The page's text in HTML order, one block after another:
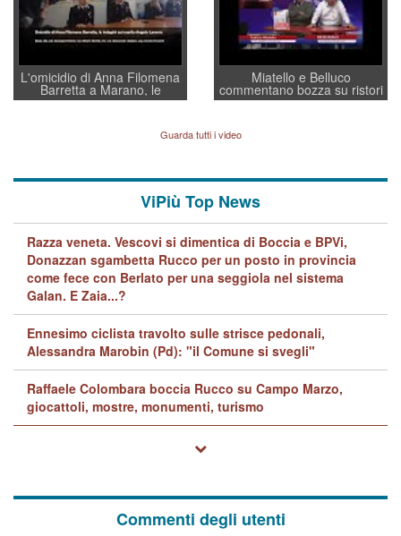
L'omicidio di Anna Filomena
Barretta a Marano, le
indagini dei carabinieri di
Lavarra: più avvincenti di
quelle di... Barbara D'Urso
Miatello e Belluco
commentano bozza su ristori
BPVi e Veneto Banca
Guarda tutti i video
ViPiù Top News
Razza veneta. Vescovi si dimentica di Boccia e BPVi,
Donazzan sgambetta Rucco per un posto in provincia
come fece con Berlato per una seggiola nel sistema
Galan. E Zaia...?
Ennesimo ciclista travolto sulle strisce pedonali,
Alessandra Marobin (Pd): "il Comune si svegli"
Raffaele Colombara boccia Rucco su Campo Marzo,
giocattoli, mostre, monumenti, turismo
Commenti degli utenti